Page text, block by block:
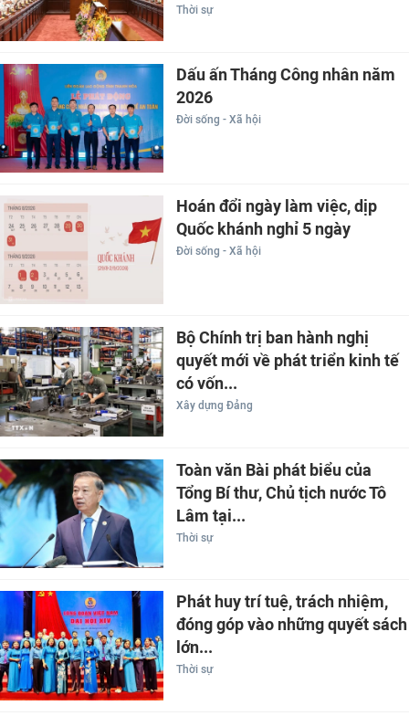
Thời sự
Dấu ấn Tháng Công nhân năm
2026
Đời sống - Xã hội
Hoán đổi ngày làm việc, dịp
Quốc khánh nghỉ 5 ngày
Đời sống - Xã hội
Bộ Chính trị ban hành nghị
quyết mới về phát triển kinh tế
có vốn...
Xây dựng Đảng
Toàn văn Bài phát biểu của
Tổng Bí thư, Chủ tịch nước Tô
Lâm tại...
Thời sự
Phát huy trí tuệ, trách nhiệm,
đóng góp vào những quyết sách
lớn...
Thời sự